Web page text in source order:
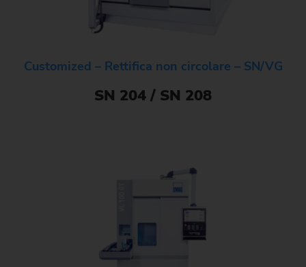
Customized – Rettifica non circolare – SN/VG
SN 204 / SN 208